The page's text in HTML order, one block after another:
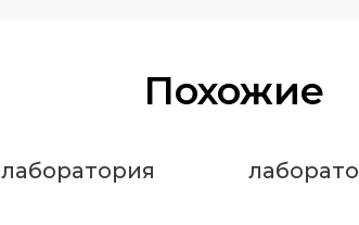
Похожие
лаборатория